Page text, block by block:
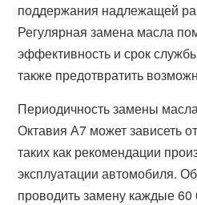
поддержания надлежащей
Регулярная замена масла
эффективность и срок
также предотвратить
Периодичность замены
Октавия А7 может зависеть
таких как рекомендации
эксплуатации автомобиля.
проводить замену каждые